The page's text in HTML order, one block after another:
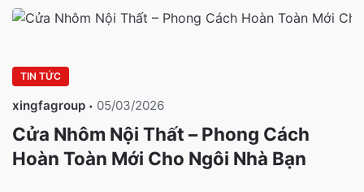
TIN TỨC
xingfagroup 05/03/2026
Cửa Nhôm Nội Thất – Phong Cách
Hoàn Toàn Mới Cho Ngôi Nhà Bạn